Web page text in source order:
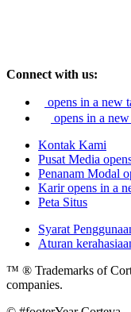
Connect with us:
opens in a new
opens in a
Kontak Kami
Pusat Media
Penanam Modal
Karir opens in a
Peta Situs
Syarat
Aturan
™ ® Trademarks of
companies.